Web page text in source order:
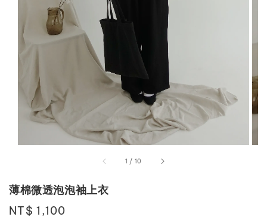
1 / 10
薄棉微透泡泡袖上衣
Regular
NT$ 1,100